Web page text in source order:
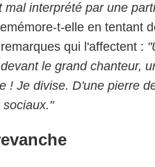
mal interprété par une
t-elle en tentant
qui l'affectent :
le grand chanteur,
! Je divise. D'une pierre